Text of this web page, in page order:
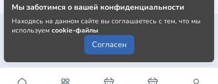
Публичная оферта
Пользовательское соглашение
Политика конфиденциальности
Мы заботимся о вашей конфиденциальности
Находясь на данном сайте вы соглашаетесь с тем, что мы
используем cookie-файлы
Согласен